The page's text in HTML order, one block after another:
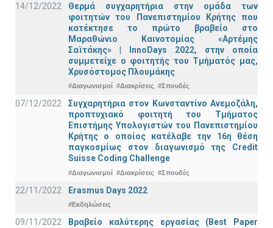
14/12/2022
Θερμά συγχαρητήρια στην ομάδα των
φοιτητών του Πανεπιστημίου Κρήτης που
κατέκτησε το πρώτο βραβείο στο
Μαραθώνιο Καινοτομίας «Αρτέμης
Σαϊτάκης» | InnoDays 2022, στην οποία
συμμετείχε ο φοιτητής του Τμήματός μας,
Χρυσόστομος Πλουμάκης
#Διαγωνισμοί #Διακρίσεις #Σπουδές
07/12/2022
Συγχαρητήρια στον Κωνσταντίνο Ανεμοζάλη,
προπτυχιακό φοιτητή του Τμήματος
Επιστήμης Υπολογιστών του Πανεπιστημίου
Κρήτης ο οποίος κατέλαβε την 16η θέση
παγκοσμίως στον διαγωνισμό της Credit
Suisse Coding Challenge
#Διαγωνισμοί #Διακρίσεις #Σπουδές
22/11/2022 Erasmus Days 2022
#Εκδηλώσεις
09/11/2022
Βραβείο καλύτερης εργασίας (Best Paper